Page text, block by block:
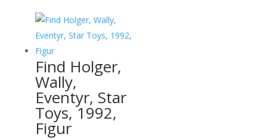
Find Holger,
Wally,
Eventyr, Star
Toys, 1992,
Figur